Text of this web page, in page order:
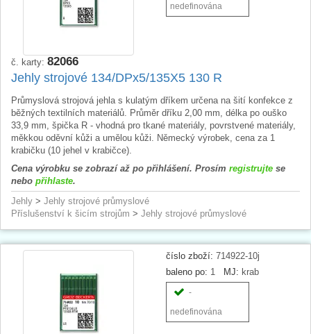
nedefinována
č. karty: 82066
Jehly strojové 134/DPx5/135X5 130 R
Průmyslová strojová jehla s kulatým dříkem určena na šití konfekce z
běžných textilních materiálů. Průměr dříku 2,00 mm, délka po ouško
33,9 mm, špička R - vhodná pro tkané materiály, povrstvené materiály,
měkkou oděvní kůži a umělou kůži. Německý výrobek, cena za 1
krabičku (10 jehel v krabičce).
Cena výrobku se zobrazí až po přihlášení. Prosím registrujte se
nebo přihlaste.
Jehly > Jehly strojové průmyslové
Příslušenství k šicím strojům > Jehly strojové průmyslové
číslo zboží: 714922-10j
baleno po: 1 MJ: krab
-
nedefinována